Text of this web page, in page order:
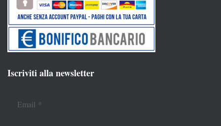
Iscriviti alla newsletter
Email *